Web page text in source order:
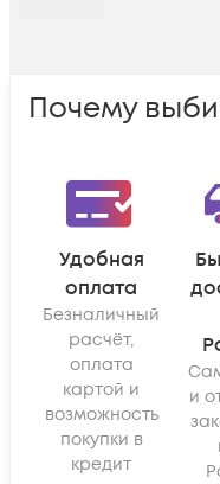
Почему
Удобная
оплата
Безналичный
расчёт,
оплата
картой и
возможность
покупки в
кредит
и